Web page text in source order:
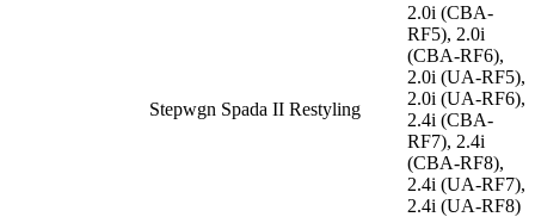
Stepwgn Spada II Restyling
2.0i (CBA-
RF5), 2.0i
(CBA-RF6),
2.0i (UA-RF5),
2.0i (UA-RF6),
2.4i (CBA-
RF7), 2.4i
(CBA-RF8),
2.4i (UA-RF7),
2.4i (UA-RF8)